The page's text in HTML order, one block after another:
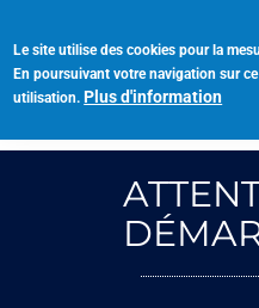
Le site utilise des cookies pour la
En poursuivant votre navigation sur
utilisation. Plus d'information
contenu
principal